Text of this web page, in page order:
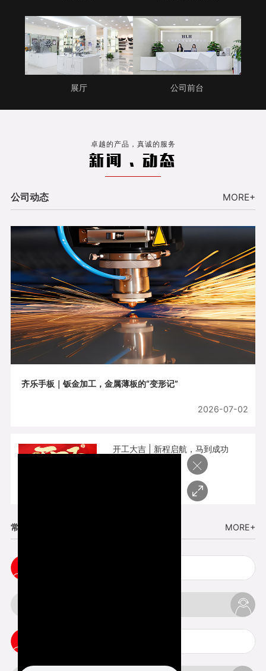
展厅 公司前台
卓越的产品，真诚的服务
新闻 . 动态
公司动态 MORE+
齐乐手板｜钣金加工，金属薄板的“变形记”
2026-07-02
开工大吉 | 新程启航，马到成功
常见问题 MORE+
×